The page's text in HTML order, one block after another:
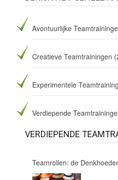
s
f
l
e
p
t
.
Avontuurlijke
Creatieve Teamtrainingen
Experimentele
Verdiepende
VERDIEPENDE
Teamrollen: de